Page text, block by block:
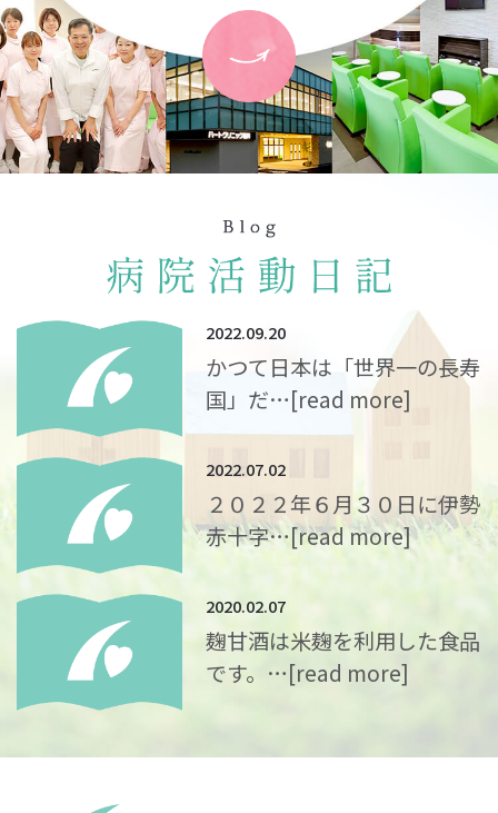
2022.09.20
かつて日本は「世界一の長寿
国」だ…[read more]
2022.07.02
２０２２年６月３０日に伊勢
赤十字…[read more]
2020.02.07
麹甘酒は米麹を利用した食品
です。…[read more]